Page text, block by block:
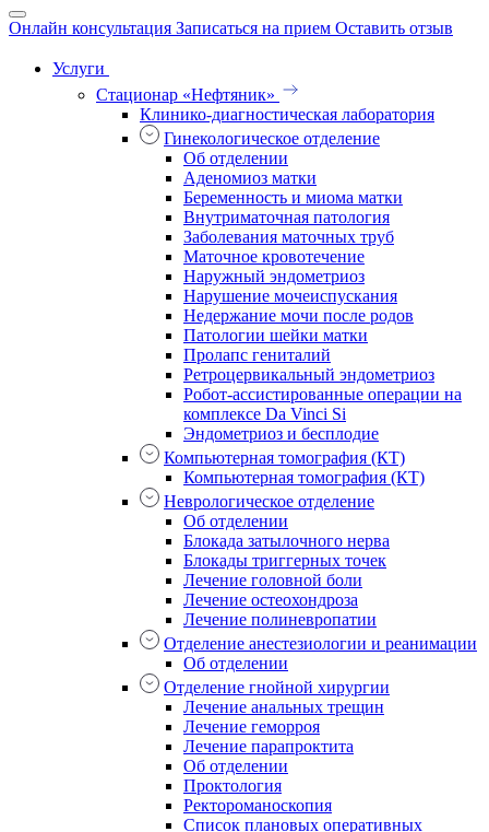
Онлайн консультация Записаться на прием Оставить отзыв
Услуги
Стационар «Нефтяник»
Клинико-диагностическая лаборатория
Гинекологическое отделение
Об отделении
Аденомиоз матки
Беременность и миома матки
Внутриматочная патология
Заболевания маточных труб
Маточное кровотечение
Наружный эндометриоз
Нарушение мочеиспускания
Недержание мочи после родов
Патологии шейки матки
Пролапс гениталий
Ретроцервикальный эндометриоз
Робот-ассистированные операции на
комплексе Da Vinci Si
Эндометриоз и бесплодие
Компьютерная томография (КТ)
Компьютерная томография (КТ)
Неврологическое отделение
Об отделении
Блокада затылочного нерва
Блокады триггерных точек
Лечение головной боли
Лечение остеохондроза
Лечение полиневропатии
Отделение анестезиологии и реанимации
Об отделении
Отделение гнойной хирургии
Лечение анальных трещин
Лечение геморроя
Лечение парапроктита
Об отделении
Проктология
Ректороманоскопия
Список плановых оперативных